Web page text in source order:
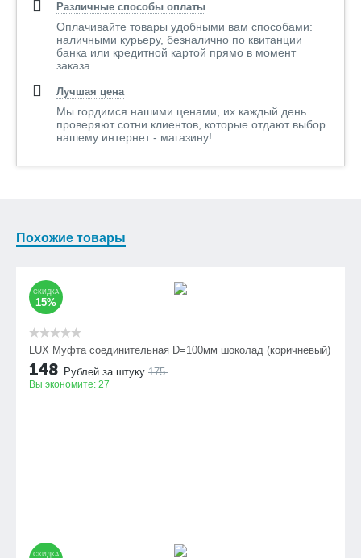
Различные способы оплаты
Оплачивайте товары удобными вам способами:
наличными курьеру, безналично по квитанции
банка или кредитной картой прямо в момент
заказа..
Лучшая цена
Мы гордимся нашими ценами, их каждый день
проверяют сотни клиентов, которые отдают выбор
нашему интернет - магазину!
Похожие товары
СКИДКА
15%
LUX Муфта соединительная D=100мм шоколад (коричневый)
148 Рублей за штуку 175
Вы экономите: 27
СКИДКА